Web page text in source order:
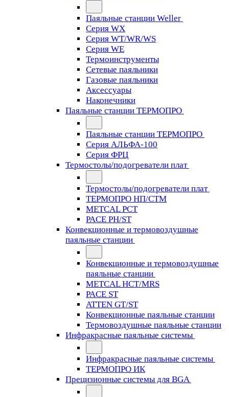
Паяльные станции Weller
Серия WX
Серия WT/WR/WS
Серия WE
Термоинструменты
Сетевые паяльники
Газовые паяльники
Аксессуары
Наконечники
Паяльные станции ТЕРМОПРО
Паяльные станции ТЕРМОПРО
Серия АЛЬФА-100
Серия ФРЦ
Термостолы/подогреватели плат
Термостолы/подогреватели плат
ТЕРМОПРО НП/СТМ
METCAL PCT
PACE PH/ST
Конвекционные и термовоздушные
паяльные станции
Конвекционные и термовоздушные
паяльные станции
METCAL HCT/MRS
PACE ST
ATTEN GT/ST
Конвекционные паяльные станции
Термовоздушные паяльные станции
Инфракрасные паяльные системы
Инфракрасные паяльные системы
ТЕРМОПРО ИК
Прецизионные системы для BGA